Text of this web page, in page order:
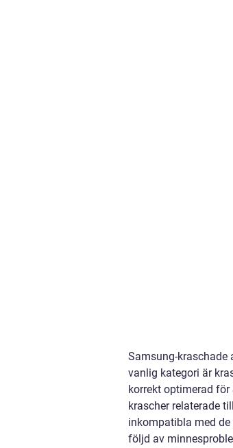
Samsung-kraschade
vanlig kategori är
korrekt optimerad för
krascher relaterade
inkompatibla med
följd av